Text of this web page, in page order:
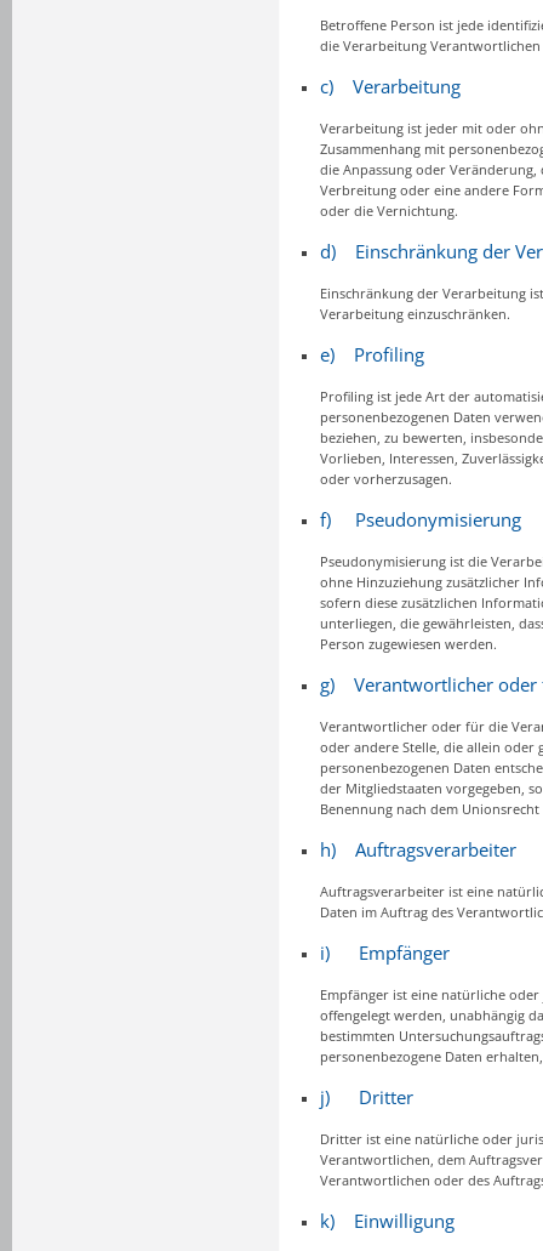
Betroffene Person ist jede
die Verarbeitung
c) Verarbeitung
Verarbeitung ist jeder mit oder
Zusammenhang mit
die Anpassung oder
Verbreitung oder eine andere
oder die Vernichtung.
d) Einschränkung der
Einschränkung der Verarbeitung
Verarbeitung einzuschränken.
e) Profiling
Profiling ist jede Art der
personenbezogenen Daten
beziehen, zu bewerten,
Vorlieben, Interessen,
oder vorherzusagen.
f) Pseudonymisierung
Pseudonymisierung ist die
ohne Hinzuziehung zusätzlicher
sofern diese zusätzlichen
unterliegen, die gewährleisten,
Person zugewiesen werden.
g) Verantwortlicher oder
Verantwortlicher oder für die
oder andere Stelle, die allein oder
personenbezogenen Daten
der Mitgliedstaaten vorgegeben,
Benennung nach dem
h) Auftragsverarbeiter
Auftragsverarbeiter ist eine
Daten im Auftrag des
i) Empfänger
Empfänger ist eine natürliche
offengelegt werden, unabhängig
bestimmten
personenbezogene Daten
j) Dritter
Dritter ist eine natürliche oder
Verantwortlichen, dem
Verantwortlichen oder des
k) Einwilligung